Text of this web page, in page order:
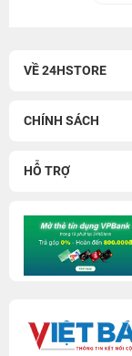
VỀ 24HSTORE
CHÍNH SÁCH
HỖ TRỢ